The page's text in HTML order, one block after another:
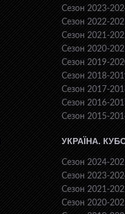
Сезон 2023-
Сезон 2022-
Сезон 2021-
Сезон 2020-
Сезон 2019-
Сезон 2018-
Сезон 2017-
Сезон 2016-
Сезон 2015-
УКРАЇНА.
Сезон 2024-
Сезон 2023-
Сезон 2021-
Сезон 2020-